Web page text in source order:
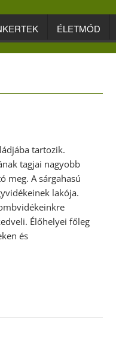
ÉLETMÓD
tartozik.
tagjai nagyobb
meg. A sárgahasú
lakója.
Élőhelyei főleg
és